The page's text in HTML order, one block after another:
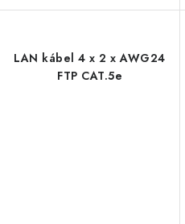
LAN kábel 4 x 2 x AWG24
FTP CAT.5e